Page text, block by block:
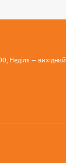
Неділя — вихідний